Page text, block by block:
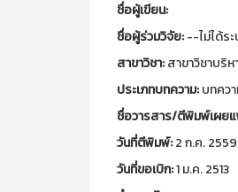
ชื่อผู้เขียน:
ชื่อผู้ร่วมวิจัย:--ไม่ได้ร
สาขาวิชา:สาขาวิชาบริ
ประเภทบทความ:บทคว
ชื่อวารสาร/ตีพิมพ์เผย
วันที่ตีพิมพ์:2 ก.ค. 2559
วันที่ขอเบิก:1 ม.ค. 2513